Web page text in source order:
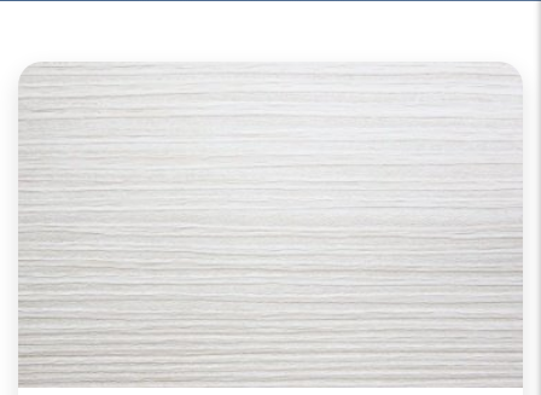
Шкафы-купе из МДФ
Шкафы-купе из МДФ отличаются качеством,
долговечностью и экологической благоприятностью.
Поверхности таких шкафов близки к натуральному
дереву, подвергаются окрашиванию, защищены от
воздействия влаги и плесени.